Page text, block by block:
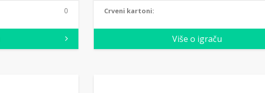
0 Crveni kartoni:
Više o igraču